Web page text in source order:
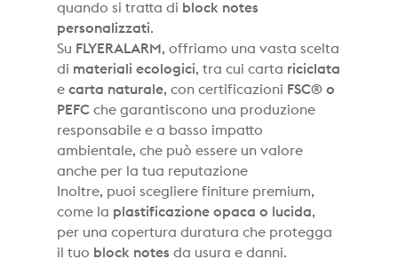
quando si tratta di block notes
personalizzati.
Su FLYERALARM, offriamo una vasta scelta
di materiali ecologici, tra cui carta riciclata
ecarta naturale, con certificazioni FSC® o
PEFC che garantiscono una produzione
responsabile e a basso impatto
ambientale, che può essere un valore
anche per la tua reputazione
Inoltre, puoi scegliere finiture premium,
come la plastificazione opaca o lucida,
per una copertura duratura che protegga
il tuo block notes da usura e danni.